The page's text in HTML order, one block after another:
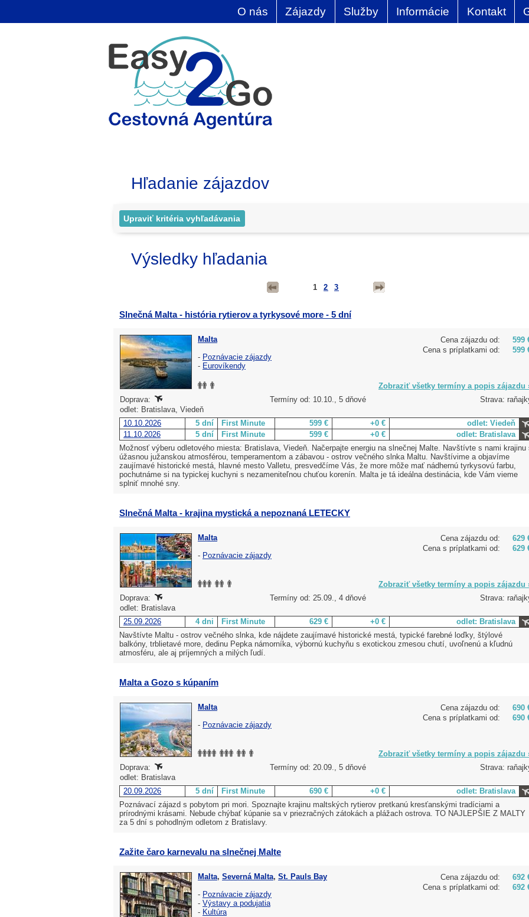
O nás Zájazdy Služby Informácie Kontakt
Hľadanie zájazdov
Výsledky hľadania
1 2 3
Slnečná Malta - história rytierov a tyrkysové more - 5 dní
Cena zájazdu od:
599
Cena s príplatkami od:
599
Malta
- Poznávacie zájazdy
- Eurovíkendy
Zobraziť všetky termíny a popis zájazdu
Doprava:
Termíny od: 10.10., 5 dňové
Strava:
odlet: Bratislava, Viedeň
10.10.2026
5 dní First Minute 599 € +0 €
odlet: Viedeň
11.10.2026
5 dní First Minute 599 € +0 €
odlet: Bratislava
Možnosť výberu odletového miesta: Bratislava, Viedeň. Načerpajte energiu na slnečnej Malte. Navštívte s nami krajinu
úžasnou južanskou atmosférou, temperamentom a zábavou - ostrov večného slnka Maltu. Navštívime a objavíme
zaujímavé historické mestá, hlavné mesto Valletu, presvedčíme Vás, že more môže mať nádhernú tyrkysovú farbu,
pochutnáme si na typickej kuchyni s nezameniteľnou chuťou korenín. Malta je tá ideálna destinácia, kde Vám vieme
splniť mnohé sny.
Slnečná Malta - krajina mystická a nepoznaná LETECKY
Cena zájazdu od:
629
Cena s príplatkami od:
629
Malta
- Poznávacie zájazdy
Zobraziť všetky termíny a popis zájazdu
Doprava:
Termíny od: 25.09., 4 dňové
Strava:
odlet: Bratislava
25.09.2026
4 dni First Minute 629 € +0 €
odlet: Bratislava
Navštívte Maltu - ostrov večného slnka, kde nájdete zaujímavé historické mestá, typické farebné loďky, štýlové
balkóny, trblietavé more, dedinu Pepka námorníka, výbornú kuchyňu s exotickou zmesou chutí, uvoľnenú a kľudnú
atmosféru, ale aj príjemných a milých ľudí.
Malta a Gozo s kúpaním
Cena zájazdu od:
690
Cena s príplatkami od:
690
Malta
- Poznávacie zájazdy
Zobraziť všetky termíny a popis zájazdu
Doprava:
Termíny od: 20.09., 5 dňové
Strava:
odlet: Bratislava
20.09.2026
5 dní First Minute 690 € +0 €
odlet: Bratislava
Poznávací zájazd s pobytom pri mori. Spoznajte krajinu maltských rytierov pretkanú kresťanskými tradíciami a
prírodnými krásami. Nebude chýbať kúpanie sa v priezračných zátokách a plážach ostrova. TO NAJLEPŠIE Z MALTY
za 5 dní s pohodlným odletom z Bratislavy.
Zažite čaro karnevalu na slnečnej Malte
Cena zájazdu od:
692
Cena s príplatkami od:
692
Malta, Severná Malta, St. Pauls Bay
- Poznávacie zájazdy
- Výstavy a podujatia
- Kultúra